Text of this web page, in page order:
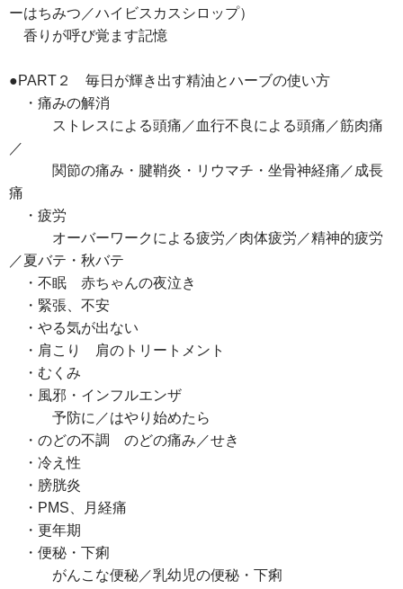
ーはちみつ／ハイビスカスシロップ）
香りが呼び覚ます記憶
●PART２ 毎日が輝き出す精油とハーブの使い方
・痛みの解消
ストレスによる頭痛／血行不良による頭痛／筋肉痛
／
関節の痛み・腱鞘炎・リウマチ・坐骨神経痛／成長
痛
・疲労
オーバーワークによる疲労／肉体疲労／精神的疲労
／夏バテ・秋バテ
・不眠 赤ちゃんの夜泣き
・緊張、不安
・やる気が出ない
・肩こり 肩のトリートメント
・むくみ
・風邪・インフルエンザ
予防に／はやり始めたら
・のどの不調 のどの痛み／せき
・冷え性
・膀胱炎
・PMS、月経痛
・更年期
・便秘・下痢
がんこな便秘／乳幼児の便秘・下痢